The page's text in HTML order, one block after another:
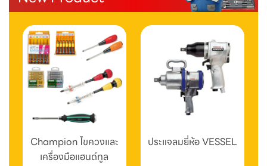
Champion ไขควงและ
เครื่องมือแฮนด์ทูล
ประแจลมยี่ห้อ VESSEL